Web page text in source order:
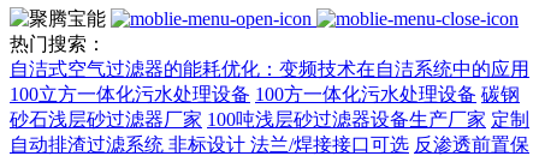
热门搜索：
自洁式空气过滤器的能耗优化：变频技术在自洁系统中的应用
100立方一体化污水处理设备 100方一体化污水处理设备 碳钢
砂石浅层砂过滤器厂家 100吨浅层砂过滤器设备生产厂家 定制
自动排渣过滤系统 非标设计 法兰/焊接接口可选‌ 反渗透前置保